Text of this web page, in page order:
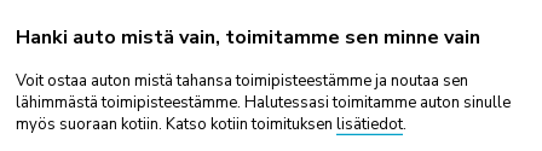
Hanki auto mistä vain, toimitamme sen minne vain
Voit ostaa auton mistä tahansa toimipisteestämme ja noutaa sen
lähimmästä toimipisteestämme. Halutessasi toimitamme auton sinulle
myös suoraan kotiin. Katso kotiin toimituksen lisätiedot.